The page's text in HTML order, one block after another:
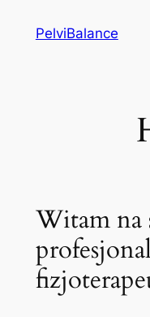
PelviBalance
Witam na